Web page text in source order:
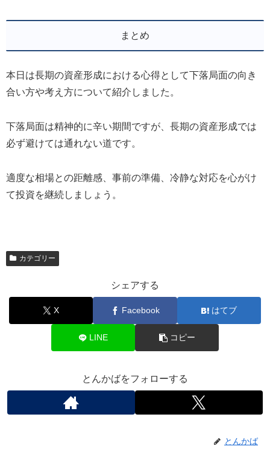
まとめ
本日は長期の資産形成における心得として下落局面の向き
合い方や考え方について紹介しました。
下落局面は精神的に辛い期間ですが、長期の資産形成では
必ず避けては通れない道です。
適度な相場との距離感、事前の準備、冷静な対応を心がけ
て投資を継続しましょう。
カテゴリー
シェアする
X Facebook はてブ
LINE コピー
とんかばをフォローする
とんかば